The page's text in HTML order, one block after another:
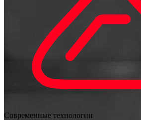
Современные технологии